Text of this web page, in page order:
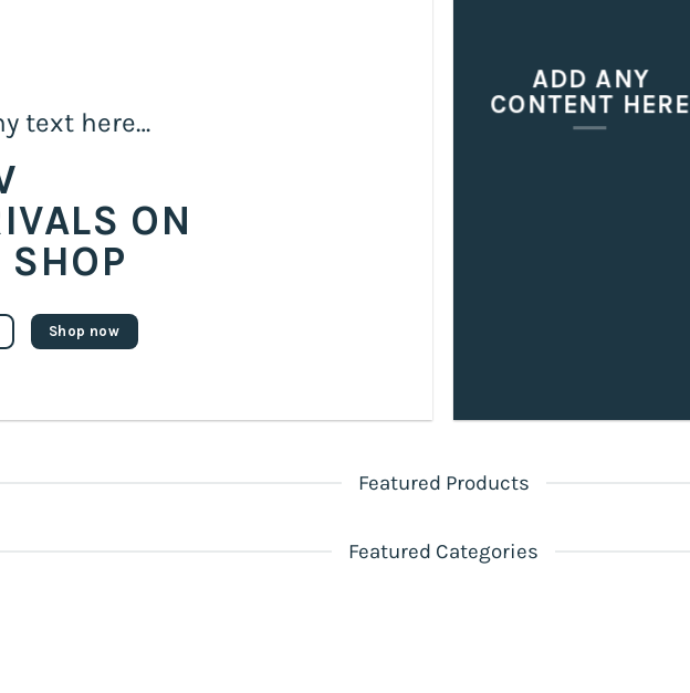
text here…
ON
SHOP
Shop now
ADD ANY
CONTENT HERE
Featured Products
Featured Categories